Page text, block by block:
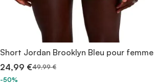
Short Jordan Brooklyn Bleu pour femme
24,99 €49,99 €
-50%